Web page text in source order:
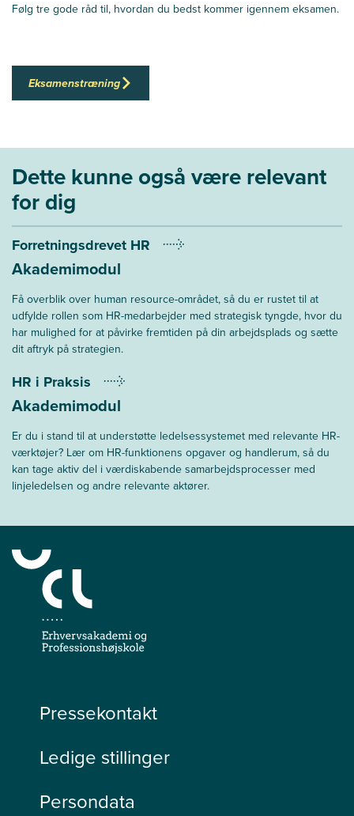
Følg tre gode råd til, hvordan du bedst kommer igennem eksamen.
Eksamenstræning
Dette kunne også være relevant
for dig
Forretningsdrevet HR
Akademimodul
Få overblik over human resource-området, så du er rustet til at
udfylde rollen som HR-medarbejder med strategisk tyngde, hvor du
har mulighed for at påvirke fremtiden på din arbejdsplads og sætte
dit aftryk på strategien.
HR i Praksis
Akademimodul
Er du i stand til at understøtte ledelsessystemet med relevante HR-
værktøjer? Lær om HR-funktionens opgaver og handlerum, så du
kan tage aktiv del i værdiskabende samarbejdsprocesser med
linjeledelsen og andre relevante aktører.
Pressekontakt
Ledige stillinger
Persondata